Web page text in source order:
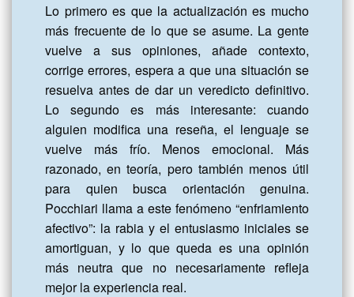
Lo primero es que la actualización es mucho
más frecuente de lo que se asume. La gente
vuelve a sus opiniones, añade contexto,
corrige errores, espera a que una situación se
resuelva antes de dar un veredicto definitivo.
Lo segundo es más interesante: cuando
alguien modifica una reseña, el lenguaje se
vuelve más frío. Menos emocional. Más
razonado, en teoría, pero también menos útil
para quien busca orientación genuina.
Pocchiari llama a este fenómeno “enfriamiento
afectivo”: la rabia y el entusiasmo iniciales se
amortiguan, y lo que queda es una opinión
más neutra que no necesariamente refleja
mejor la experiencia real.